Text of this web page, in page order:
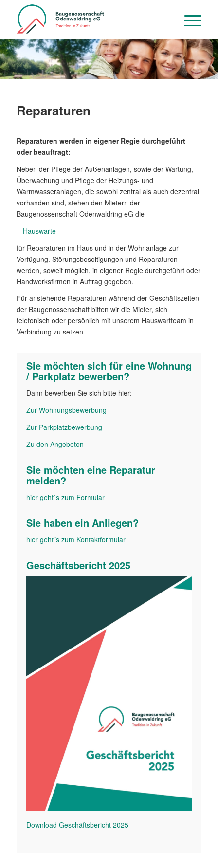
Reparaturen
Reparaturen werden in eigener Regie durchgeführt
oder beauftragt:
Neben der Pflege der Außenanlagen, sowie der Wartung,
Überwachung und Pflege der Heizungs- und
Warmwasseranlagen, die sowohl zentral als auch dezentral
vorhanden sind, stehen den Mietern der
Baugenossenschaft Odenwaldring eG die
Hauswarte
für Reparaturen im Haus und in der Wohnanlage zur
Verfügung. Störungsbeseitigungen und Reparaturen
werden, soweit möglich, in eigener Regie durchgeführt oder
Handwerksfirmen in Auftrag gegeben.
Für anstehende Reparaturen während der Geschäftszeiten
der Baugenossenschaft bitten wir die Mieter, sich
telefonisch oder persönlich mit unserem Hauswartteam in
Verbindung zu setzen.
Sie möchten sich für eine Wohnung
/ Parkplatz bewerben?
Dann bewerben Sie sich bitte hier:
Zur Wohnungs­bewerbung
Zur Parkplatz­bewerbung
Zu den Angeboten
Sie möchten eine Reparatur
melden?
hier geht´s zum Formular
Sie haben ein Anliegen?
hier geht´s zum Kontakt­formular
Geschäfts­bericht 2025
Download Geschäftsbericht 2025